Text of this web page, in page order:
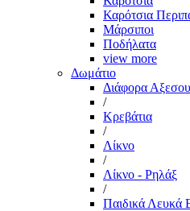
Καρότσια
Μάρσιποι
Ποδήλατα
view more
Δωμάτιο
Διάφορα
/
Κρεβάτια
/
Λίκνο
/
Λίκνο - Ρηλάξ
/
Παιδικά Λευκά